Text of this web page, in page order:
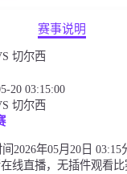
赛事说明
切尔西
20 03:15:00
切尔西
间2026年05月20日
线直播，无插件观看